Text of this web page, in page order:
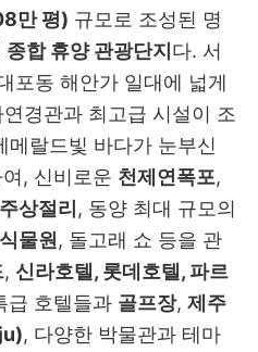
만 평) 규모로 조성된 명
합 휴양 관광단지다. 서
포동 해안가 일대에 넓게
경관과 최고급 시설이 조
메랄드빛 바다가 눈부신
, 신비로운 천제연폭포,
상절리, 동양 최대 규모의
물원, 돌고래 쇼 등을 관
, 신라호텔, 롯데호텔, 파르
급 호텔들과 골프장, 제주
, 다양한 박물관과 테마